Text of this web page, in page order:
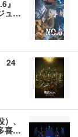
』
ュ…
24
、
喜…